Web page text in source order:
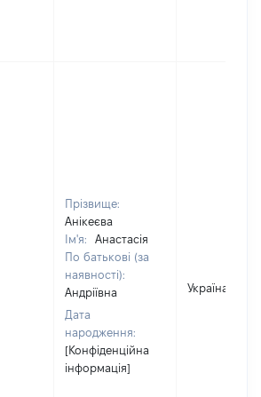
Прізвище:
Анікеєва
Ім'я:
Анастасія
По батькові (за
наявності):
Андріївна
Дата
народження:
[Конфіденційна
інформація]
Україна